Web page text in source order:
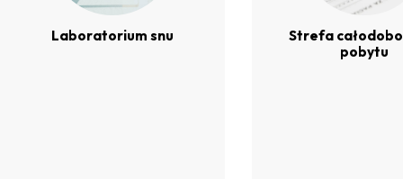
Laboratorium snu
Strefa
pobytu